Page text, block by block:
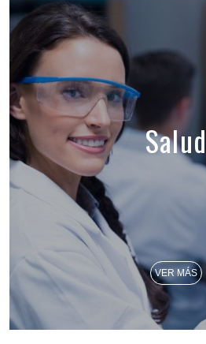
Salud
VER MÁS